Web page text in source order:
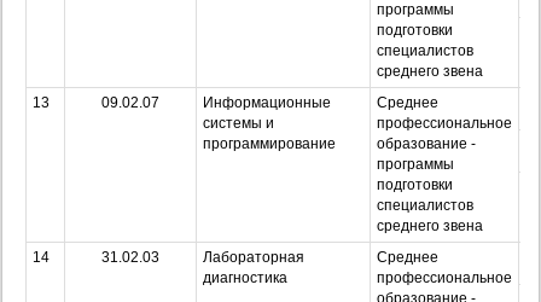
программы
подготовки
специалистов
среднего звена
13 09.02.07
Информационные
системы и
программирование
Среднее
профессиональное
образование -
программы
подготовки
специалистов
среднего звена
14 31.02.03
Лабораторная
диагностика
Среднее
профессиональное
образование -